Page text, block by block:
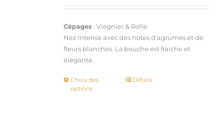
Cépages : Viognier & Rolle
Nez intense avec des notes d’agrumes et de
fleurs blanches. La bouche est fraiche et
élégante.
Choix des
options
CeDétails